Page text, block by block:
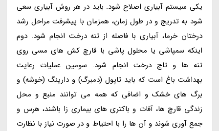
یکی سیستم آبیاری اصلاح شود. باید در هر روش آبیاری سعی
شود به تدریج و در طول زمان، همزمان با پیشرفت مراحل رشد
درختان خرما، آبیاری با فاصله از تنه درخت انجام شود. دوم
اینکه سمپاشی یا محلول پاشی با قارچ کش های مسی روی
تنه ها و تاج درخت انجام شود. سومین عملیات رعایت
بهداشت باغ است که باید تاپول (دمبرگ) و دارپنگ (خوشه) و
برگ های خشک و اضافی که همه می توانند منبع و محل
زندگی قارچ ها، آفات و باکتری های بیماری زا باشند، هرس و
جمع آوری شوند و آن ها را با احتیاط و در صورت نیاز با نظارت